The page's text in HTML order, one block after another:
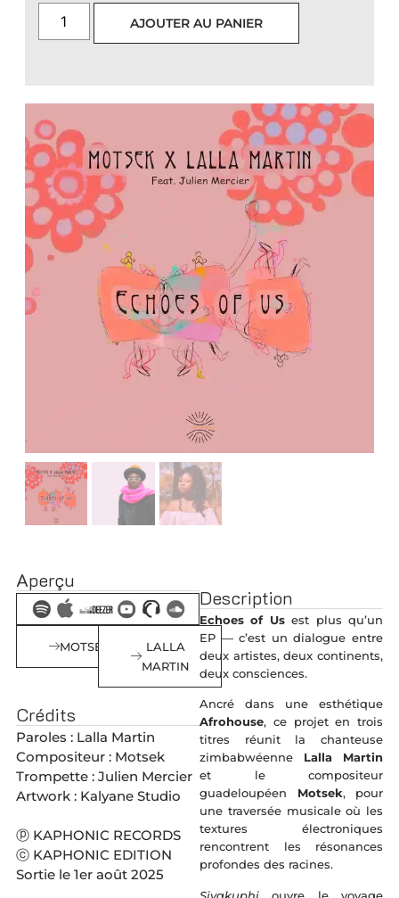
AJOUTER AU PANIER
Aperçu
MOTSEK
LALLA
MARTIN
Crédits
Paroles : Lalla Martin
Compositeur : Motsek
Trompette : Julien Mercier
Artwork : Kalyane Studio
ⓟ KAPHONIC RECORDS
ⓒ KAPHONIC EDITION
Sortie le 1er août 2025
Description
Echoes of Usest plus qu’un
EP — c’est un dialogue entre
deux artistes, deux continents,
deux consciences.
Ancré dans une esthétique
Afrohouse, ce projet en trois
titres réunit la chanteuse
zimbabwéenne Lalla Martin
et le compositeur
guadeloupéen Motsek, pour
une traversée musicale où les
textures électroniques
rencontrent les résonances
profondes des racines.
Siyakuphi ouvre le voyage